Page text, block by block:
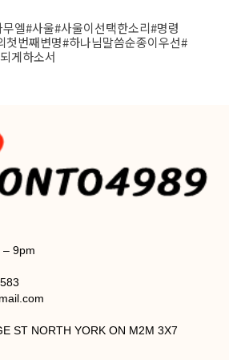
엘#사울#사울이선택한소리#명령
첫번째변명#하나님말씀순종이우선#
게하소서
– 9pm
ST NORTH YORK ON M2M 3X7